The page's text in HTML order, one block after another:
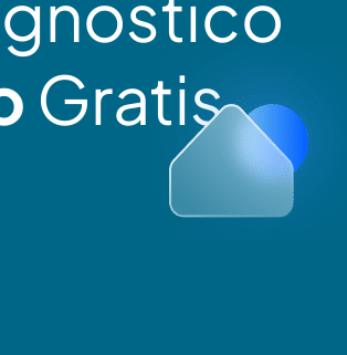
Gratis